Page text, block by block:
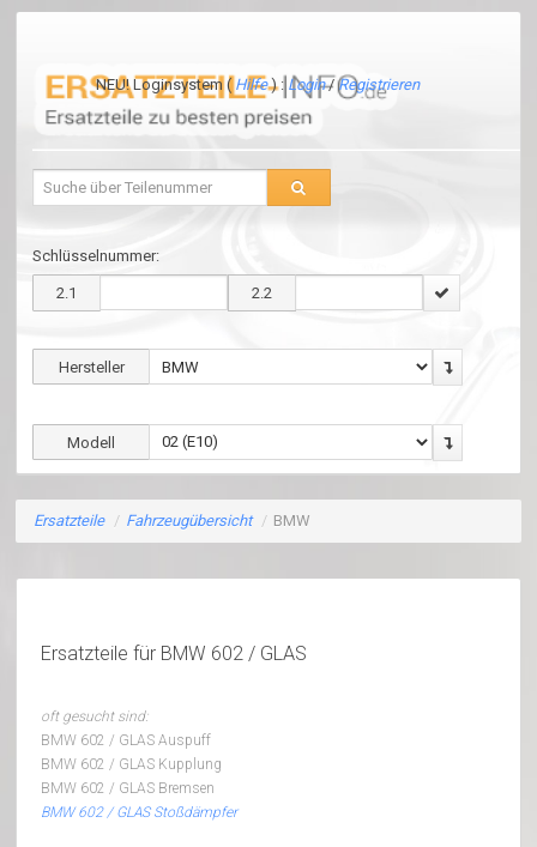
NEU! Loginsystem ( Hilfe) : Login/Registrieren
Schlüsselnummer:
2.1 2.2
Hersteller
Modell
Ersatzteile / Fahrzeugübersicht / BMW
Ersatzteile für BMW 602 / GLAS
oft gesucht sind:
BMW 602 / GLAS Auspuff
BMW 602 / GLAS Kupplung
BMW 602 / GLAS Bremsen
BMW 602 / GLAS Stoßdämpfer